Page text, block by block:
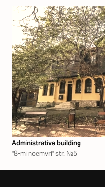
Аdministrative building
"8-mi noemvri" str. №5